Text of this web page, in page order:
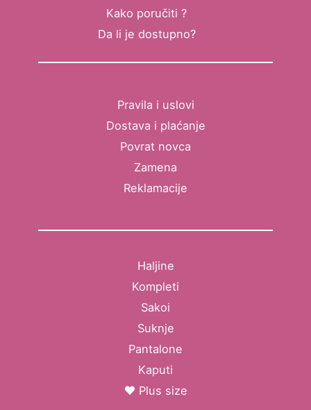
Kako poručiti ?
Da li je dostupno?
Pravila i uslovi
Dostava i plaćanje
Povrat novca
Zamena
Reklamacije
Haljine
Kompleti
Sakoi
Suknje
Pantalone
Kaputi
Plus size